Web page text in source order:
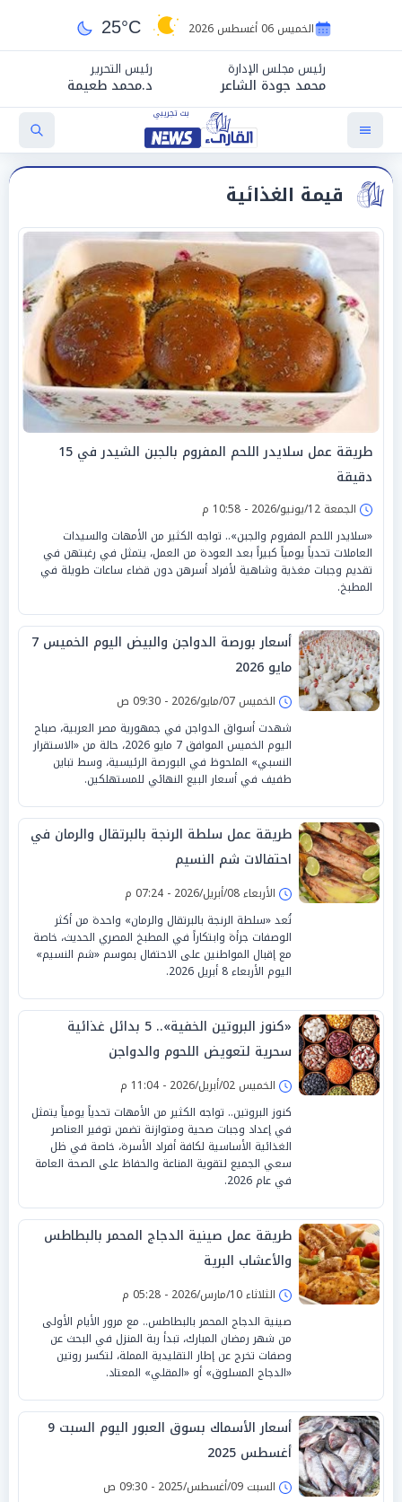
الخميس 06 أغسطس 2026 25°C
رئيس مجلس الإدارة
محمد جودة الشاعر
رئيس التحرير
د.محمد طعيمة
قيمة الغذائية
طريقة عمل سلايدر اللحم المفروم بالجبن الشيدر في 15
دقيقة
الجمعة 12/يونيو/2026 - 10:58 م
«سلايدر اللحم المفروم والجبن».. تواجه الكثير من الأمهات والسيدات
العاملات تحدياً يومياً كبيراً بعد العودة من العمل، يتمثل في رغبتهن في
تقديم وجبات مغذية وشاهية لأفراد أسرهن دون قضاء ساعات طويلة في
المطبخ.
أسعار بورصة الدواجن والبيض اليوم الخميس 7
مايو 2026
الخميس 07/مايو/2026 - 09:30 ص
شهدت أسواق الدواجن في جمهورية مصر العربية، صباح
اليوم الخميس الموافق 7 مايو 2026، حالة من «الاستقرار
النسبي» الملحوظ في البورصة الرئيسية، وسط تباين
طفيف في أسعار البيع النهائي للمستهلكين.
طريقة عمل سلطة الرنجة بالبرتقال والرمان في
احتفالات شم النسيم
الأربعاء 08/أبريل/2026 - 07:24 م
تُعد «سلطة الرنجة بالبرتقال والرمان» واحدة من أكثر
الوصفات جرأة وابتكاراً في المطبخ المصري الحديث، خاصة
مع إقبال المواطنين على الاحتفال بموسم «شم النسيم»
اليوم الأربعاء 8 أبريل 2026.
«كنوز البروتين الخفية».. 5 بدائل غذائية
سحرية لتعويض اللحوم والدواجن
الخميس 02/أبريل/2026 - 11:04 م
كنوز البروتين.. تواجه الكثير من الأمهات تحدياً يومياً يتمثل
في إعداد وجبات صحية ومتوازنة تضمن توفير العناصر
الغذائية الأساسية لكافة أفراد الأسرة، خاصة في ظل
سعي الجميع لتقوية المناعة والحفاظ على الصحة العامة
في عام 2026.
طريقة عمل صينية الدجاج المحمر بالبطاطس
والأعشاب البرية
الثلاثاء 10/مارس/2026 - 05:28 م
صينية الدجاج المحمر بالبطاطس.. مع مرور الأيام الأولى
من شهر رمضان المبارك، تبدأ ربة المنزل في البحث عن
وصفات تخرج عن إطار التقليدية المملة، لتكسر روتين
«الدجاج المسلوق» أو «المقلي» المعتاد.
أسعار الأسماك بسوق العبور اليوم السبت 9
أغسطس 2025
السبت 09/أغسطس/2025 - 09:30 ص